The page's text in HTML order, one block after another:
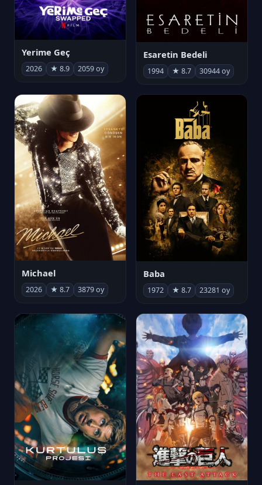
Yerime Geç
2026 ★ 8.9 2059 oy
Esaretin Bedeli
1994 ★ 8.7 30944 oy
Michael
2026 ★ 8.7 3879 oy
Baba
1972 ★ 8.7 23281 oy